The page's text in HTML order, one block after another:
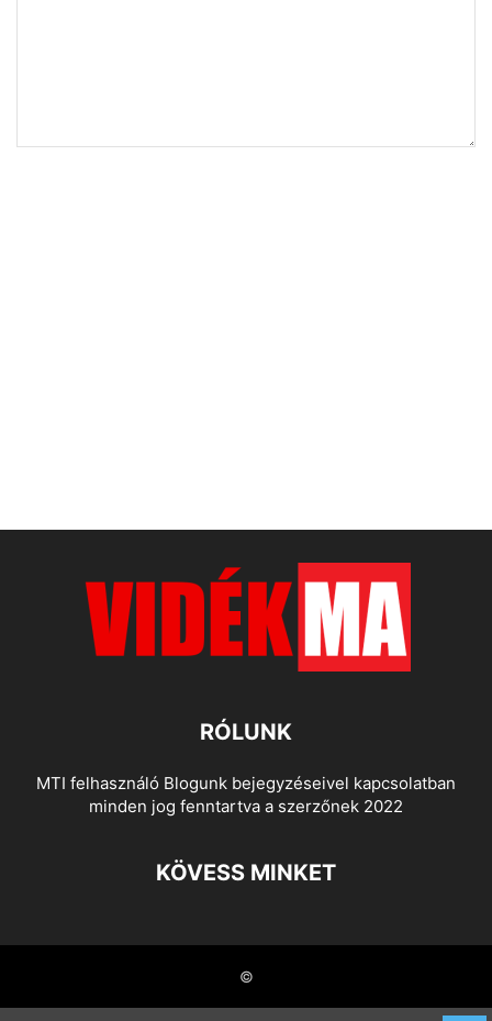
RÓLUNK
MTI felhasználó Blogunk bejegyzéseivel kapcsolatban
minden jog fenntartva a szerzőnek 2022
KÖVESS MINKET
©